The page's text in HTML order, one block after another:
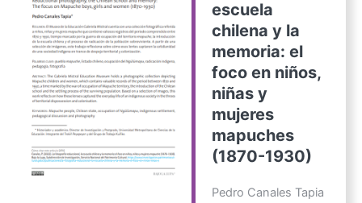
escuela
chilena y la
memoria: el
foco en niños,
niñas y
mujeres
mapuches
(1870-1930)
Pedro Canales Tapia